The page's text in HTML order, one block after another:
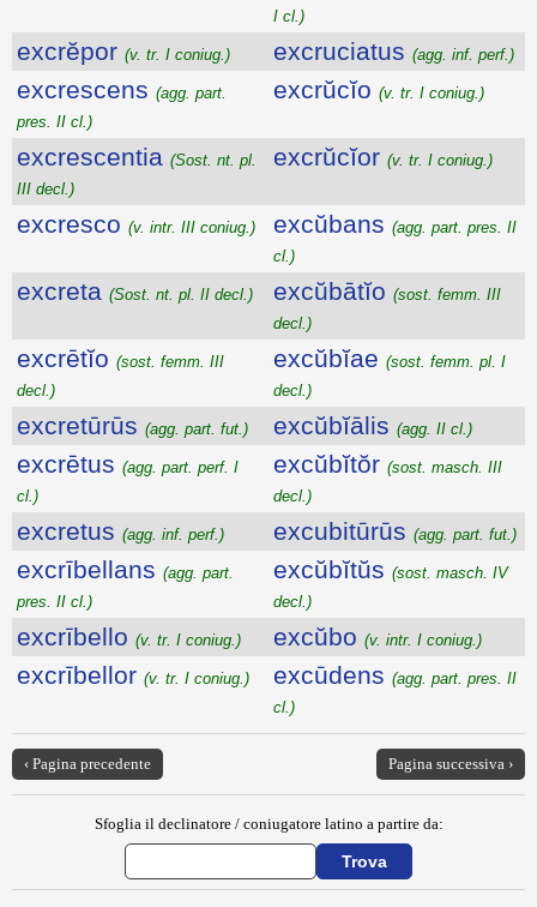
I cl.)
excrĕpor (v. tr. I coniug.) excruciatus (agg. inf. perf.)
excrescens (agg. part.
pres. II cl.)
excrŭcĭo (v. tr. I coniug.)
excrescentia (Sost. nt. pl.
III decl.)
excrŭcĭor (v. tr. I coniug.)
excresco (v. intr. III coniug.) excŭbans (agg. part. pres. II
cl.)
excreta (Sost. nt. pl. II decl.) excŭbātĭo (sost. femm. III
decl.)
excrētĭo (sost. femm. III
decl.)
excŭbĭae (sost. femm. pl. I
decl.)
excretūrūs (agg. part. fut.) excŭbĭālis (agg. II cl.)
excrētus (agg. part. perf. I
cl.)
excŭbĭtŏr (sost. masch. III
decl.)
excretus (agg. inf. perf.) excubitūrūs (agg. part. fut.)
excrībellans (agg. part.
pres. II cl.)
excŭbĭtŭs (sost. masch. IV
decl.)
excrībello (v. tr. I coniug.) excŭbo (v. intr. I coniug.)
excrībellor (v. tr. I coniug.) excūdens (agg. part. pres. II
cl.)
‹ Pagina precedente Pagina successiva ›
Sfoglia il declinatore / coniugatore latino a partire da: